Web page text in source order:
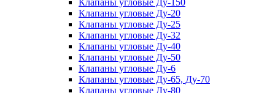
Клапаны угловые Ду-20
Клапаны угловые Ду-25
Клапаны угловые Ду-32
Клапаны угловые Ду-40
Клапаны угловые Ду-50
Клапаны угловые Ду-6
Клапаны угловые Ду-65, Ду-70
Клапаны угловые Ду-80